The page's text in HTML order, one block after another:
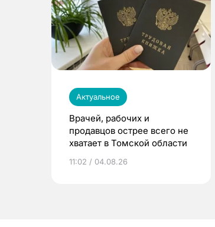
Актуальное
Врачей, рабочих и
продавцов острее всего не
хватает в Томской области
11:02 / 04.08.26